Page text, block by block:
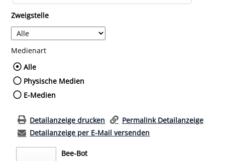
Zweigstelle
Medienart
Wählen Sie die Medienart nach der Sie
Alle
Physische Medien
E-Medien
Detailanzeige drucken
Permalink Detailanzeige
Detailanzeige per E-Mail versenden
Bee-Bot